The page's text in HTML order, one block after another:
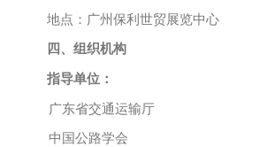
地点：广州保利世贸展览中心
四、组织机构
指导单位：
广东省交通运输厅
中国公路学会